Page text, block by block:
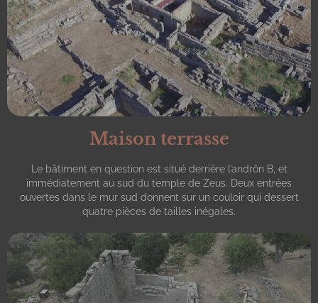
Maison terrasse
Le bâtiment en question est situé derrière l’andrôn B, et
immédiatement au sud du temple de Zeus. Deux entrées
ouvertes dans le mur sud donnent sur un couloir qui dessert
quatre pièces de tailles inégales.